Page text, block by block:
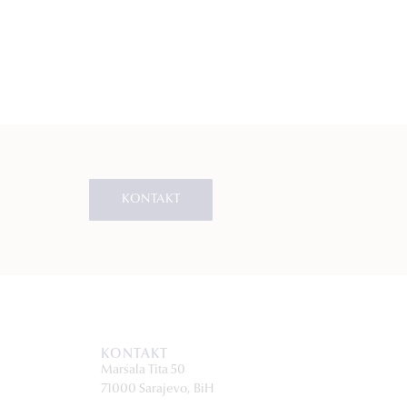
KONTAKT
KONTAKT
Maršala Tita 50
71000 Sarajevo, BiH